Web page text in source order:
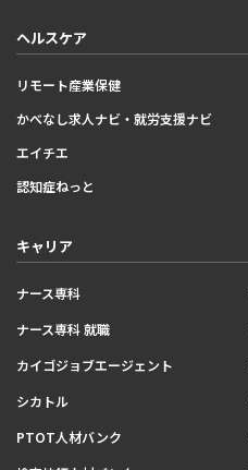
ヘルスケア
リモート産業保健
かべなし求人ナビ・就労支援ナビ
エイチエ
認知症ねっと
キャリア
ナース専科
ナース専科 就職
カイゴジョブエージェント
シカトル
PTOT人材バンク